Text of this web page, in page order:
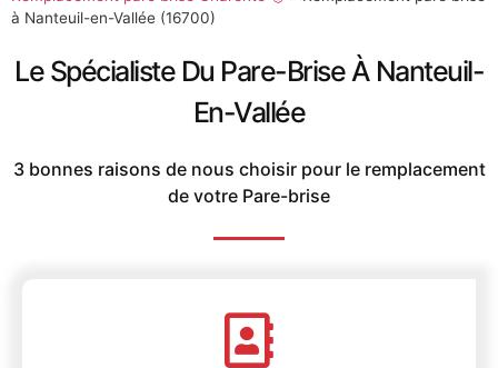
à Nanteuil-en-Vallée (16700)
Le Spécialiste Du Pare-Brise À Nanteuil-
En-Vallée
3 bonnes raisons de nous choisir pour le remplacement
de votre Pare-brise